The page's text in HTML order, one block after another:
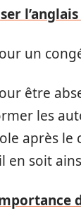
un
être
les
après
en soit